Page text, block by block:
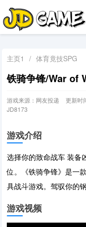
主页1 / 体育竟技SPG
铁骑争锋/War of
游戏来源：网友投递 更新时
JD8173
游戏介绍
选择你的致命战车 装备
位。《铁骑争锋》是一
具战斗游戏。驾驭你的
游戏视频